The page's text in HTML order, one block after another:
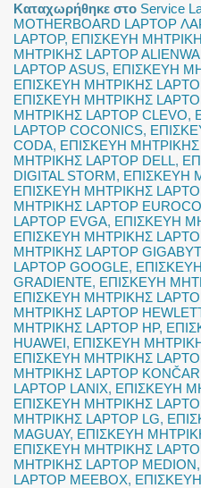
Καταχωρήθηκε στο Service
MOTHERBOARD LAPTOP
LAPTOP, ΕΠΙΣΚΕΥΗ
ΜΗΤΡΙΚΗΣ LAPTOP
LAPTOP ASUS, ΕΠΙΣΚΕΥΗ
ΕΠΙΣΚΕΥΗ ΜΗΤΡΙΚΗΣ
ΕΠΙΣΚΕΥΗ ΜΗΤΡΙΚΗΣ
ΜΗΤΡΙΚΗΣ LAPTOP CLEVO,
LAPTOP COCONICS,
CODA, ΕΠΙΣΚΕΥΗ ΜΗΤΡΙΚΗΣ
ΜΗΤΡΙΚΗΣ LAPTOP DELL,
DIGITAL STORM, ΕΠΙΣΚΕΥΗ
ΕΠΙΣΚΕΥΗ ΜΗΤΡΙΚΗΣ
ΜΗΤΡΙΚΗΣ LAPTOP
LAPTOP EVGA, ΕΠΙΣΚΕΥΗ
ΕΠΙΣΚΕΥΗ ΜΗΤΡΙΚΗΣ
ΜΗΤΡΙΚΗΣ LAPTOP
LAPTOP GOOGLE,
GRADIENTE, ΕΠΙΣΚΕΥΗ
ΕΠΙΣΚΕΥΗ ΜΗΤΡΙΚΗΣ
ΜΗΤΡΙΚΗΣ LAPTOP
ΜΗΤΡΙΚΗΣ LAPTOP HP,
HUAWEI, ΕΠΙΣΚΕΥΗ
ΕΠΙΣΚΕΥΗ ΜΗΤΡΙΚΗΣ
ΜΗΤΡΙΚΗΣ LAPTOP KONČAR
LAPTOP LANIX, ΕΠΙΣΚΕΥΗ
ΕΠΙΣΚΕΥΗ ΜΗΤΡΙΚΗΣ
ΜΗΤΡΙΚΗΣ LAPTOP LG,
MAGUAY, ΕΠΙΣΚΕΥΗ
ΕΠΙΣΚΕΥΗ ΜΗΤΡΙΚΗΣ
ΜΗΤΡΙΚΗΣ LAPTOP MEDION,
LAPTOP MEEBOX,